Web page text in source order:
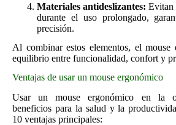
Materiales antideslizantes: Evitan
durante el uso prolongado,
precisión.
Al combinar estos elementos, el mouse
equilibrio entre funcionalidad, confort y
Ventajas de usar un mouse ergonómico
Usar un mouse ergonómico en la
beneficios para la salud y la
10 ventajas principales: